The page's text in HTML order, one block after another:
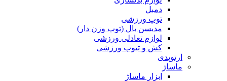
دمبل
توپ ورزشی
مدیسن بال (توپ وزن دار)
لوازم تعادلی ورزشی
کش و تیوب ورزشی
ارتوپدی
ماساژ
ابزار ماساژ